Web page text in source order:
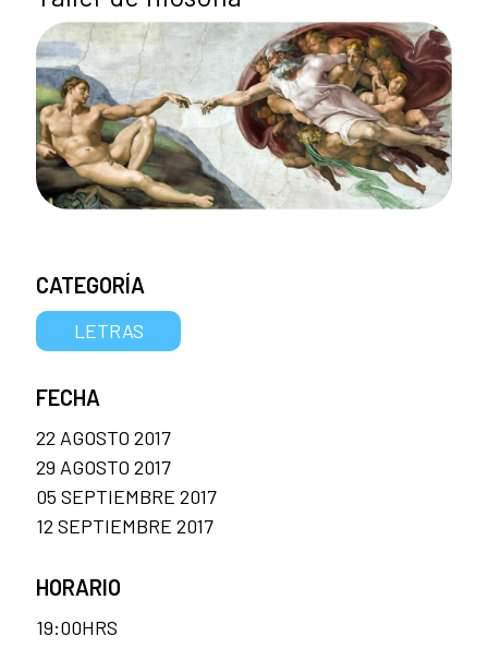
CATEGORÍA
LETRAS
FECHA
22 AGOSTO 2017
29 AGOSTO 2017
05 SEPTIEMBRE 2017
12 SEPTIEMBRE 2017
HORARIO
19:00HRS